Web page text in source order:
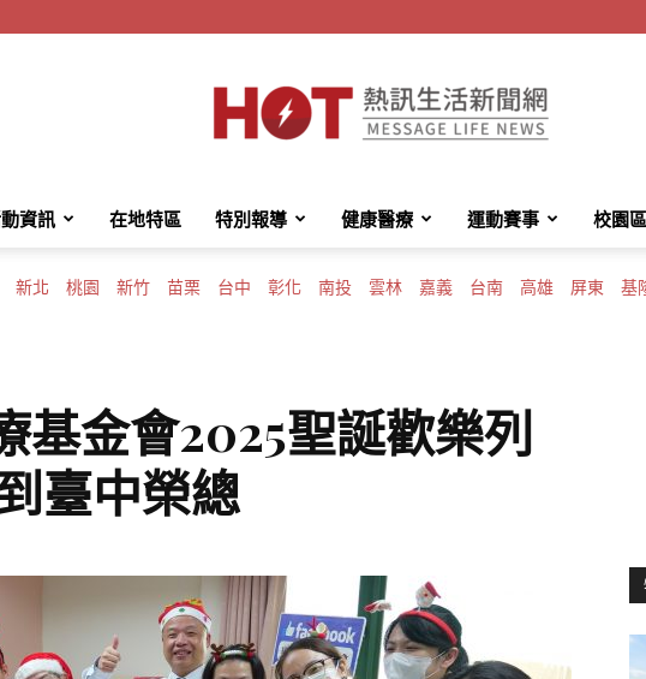
HotMessage
資訊 在地特區 特別報導 健康醫療 運動賽事 校園區
新北 桃園 新竹 苗栗 台中 彰化 南投 雲林 嘉義 台南 高雄 屏東 基
基金會2025聖誕歡樂列
臺中榮總